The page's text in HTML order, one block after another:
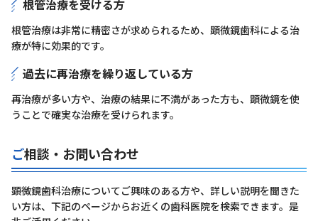
根管治療を受ける方
根管治療は非常に精密さが求められるため、顕微鏡歯科による治
療が特に効果的です。
過去に再治療を繰り返している方
再治療が多い方や、治療の結果に不満があった方も、顕微鏡を使
うことで確実な治療を受けられます。
ご相談・お問い合わせ
顕微鏡歯科治療についてご興味のある方や、詳しい説明を聞きた
い方は、下記のページからお近くの歯科医院を検索できます。是